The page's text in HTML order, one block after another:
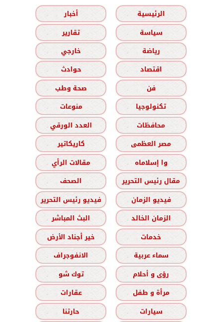
الرئيسية
أخبار
سياسة
تقارير
رياضة
خارجي
اقتصاد
حوادث
فن
صحة وطب
تكنولوجيا
منوعات
محافظات
العدد الورقي
مصر العظمى
كاريكاتير
وا إسلاماه
مقالات الرأي
مقال رئيس التحرير
الصحف
فيديو الزمان
فيديو رئيس التحرير
الزمان الخالد
البث المباشر
خدمات
خير أجناد الأرض
سماء عربية
الانفوجراف
رؤى و أحلام
توك شو
مرأة و طفل
عقارات
سيارات
حارتنا